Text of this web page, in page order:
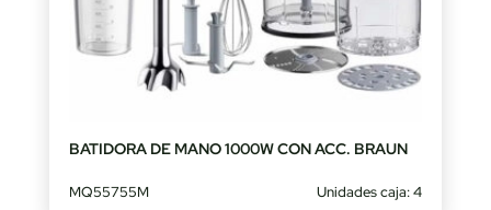
BATIDORA DE MANO 1000W CON ACC. BRAUN
MQ55755M Unidades caja: 4